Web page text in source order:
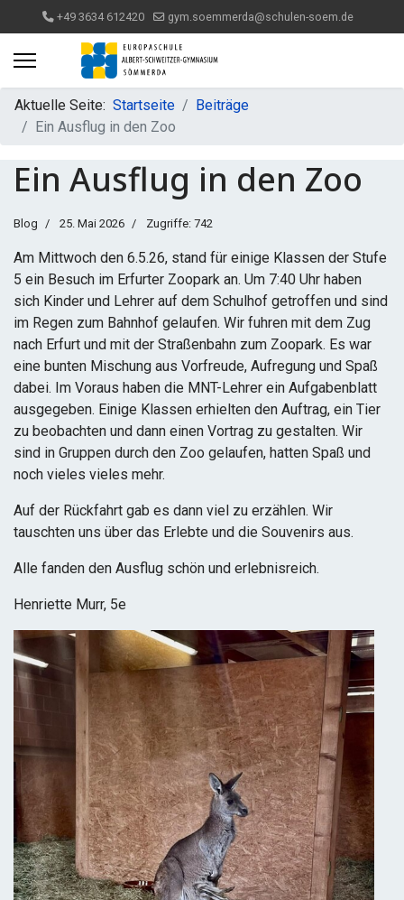
+49 3634 612420 gym.soemmerda@schulen-soem.de
Aktuelle Seite: Startseite
Beiträge
Ein Ausflug in den Zoo
Ein Ausflug in den Zoo
Blog 25. Mai 2026 Zugriffe: 742
Am Mittwoch den 6.5.26, stand für einige Klassen der Stufe
5 ein Besuch im Erfurter Zoopark an. Um 7:40 Uhr haben
sich Kinder und Lehrer auf dem Schulhof getroffen und sind
im Regen zum Bahnhof gelaufen. Wir fuhren mit dem Zug
nach Erfurt und mit der Straßenbahn zum Zoopark. Es war
eine bunten Mischung aus Vorfreude, Aufregung und Spaß
dabei. Im Voraus haben die MNT-Lehrer ein Aufgabenblatt
ausgegeben. Einige Klassen erhielten den Auftrag, ein Tier
zu beobachten und dann einen Vortrag zu gestalten. Wir
sind in Gruppen durch den Zoo gelaufen, hatten Spaß und
noch vieles vieles mehr.
Auf der Rückfahrt gab es dann viel zu erzählen. Wir
tauschten uns über das Erlebte und die Souvenirs aus.
Alle fanden den Ausflug schön und erlebnisreich.
Henriette Murr, 5e